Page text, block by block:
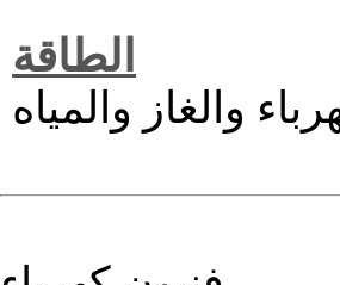
الطاقة
والغاز والمياه